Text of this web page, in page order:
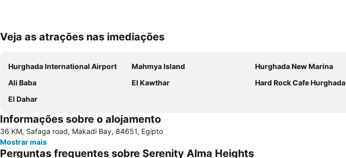
Veja as atrações nas imediações
Hurghada International Airport Mahmya Island Hurghada New Marina
Ali Baba
El Kawthar Hard Rock Cafe Hurghada
El Dahar
Informações sobre o alojamento
36 KM, Safaga road, Makadi Bay, 84651, Egipto
Mostrar mais
Perguntas frequentes sobre Serenity Alma Heights